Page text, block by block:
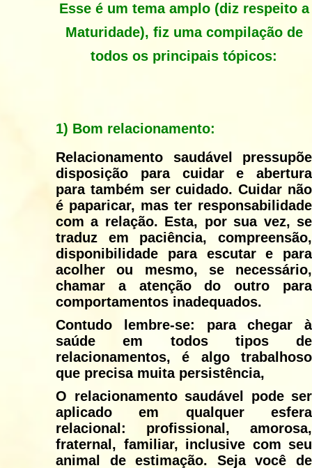
Esse é um tema amplo (diz respeito a
Maturidade), fiz uma compilação de
todos os principais tópicos:
1) Bom relacionamento:
Relacionamento saudável pressupõe
disposição para cuidar e abertura
para também ser cuidado. Cuidar não
é paparicar, mas ter responsabilidade
com a relação. Esta, por sua vez, se
traduz em paciência, compreensão,
disponibilidade para escutar e para
acolher ou mesmo, se necessário,
chamar a atenção do outro para
comportamentos inadequados.
Contudo lembre-se: para chegar à
saúde em todos tipos de
relacionamentos, é algo trabalhoso
que precisa muita persistência,
O relacionamento saudável pode ser
aplicado em qualquer esfera
relacional: profissional, amorosa,
fraternal, familiar, inclusive com seu
animal de estimação. Seja você de